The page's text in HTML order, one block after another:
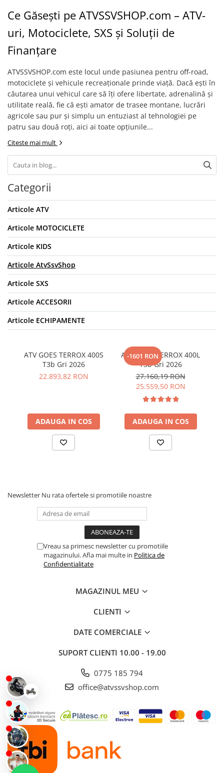
Ce Găsești pe ATVSSVSHOP.com – ATV-
uri, Motociclete, SXS și Soluții de
Finanțare
ATVSSVSHOP.com este locul unde pasiunea pentru off-road,
motociclete și vehicule recreaționale prinde viață. Dacă ești în
căutarea unui vehicul care să îți ofere libertate, adrenalină și
utilitate reală, fie că ești amator de trasee montane, lucrări
agricole sau pur și simplu un entuziast al tehnologiei pe
patru sau două roți, aici ai toate opțiunile...
Citeste mai mult
Categorii
Articole ATV
Articole MOTOCICLETE
Articole KIDS
Articole AtvSsvShop
Articole SXS
Articole ACCESORII
Articole ECHIPAMENTE
ATV GOES TERROX 400S
T3b Gri 2026
22.893,82 RON
ADAUGA IN COS
-1601 RON
ATV GOES TERROX 400L
T3b Gri 2026
27.160,19 RON
25.559,50 RON
ADAUGA IN COS
Newsletter Nu rata ofertele si promotiile noastre
Vreau sa primesc newsletter cu promotiile
magazinului. Afla mai multe in Politica de
Confidentialitate
MAGAZINUL MEU
CLIENTI
DATE COMERCIALE
SUPORT CLIENTI 10.00 - 19.00
0775 185 794
office@atvssvshop.com